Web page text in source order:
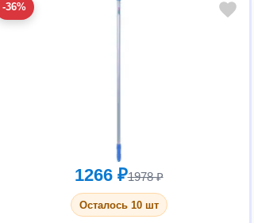
-36%
1266 ₽1978 ₽
Осталось 10 шт